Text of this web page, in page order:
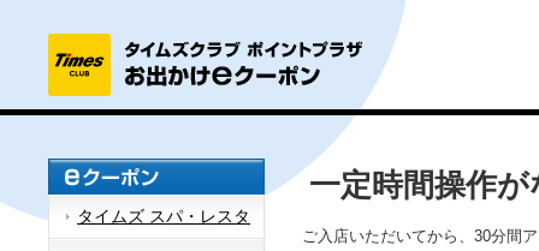
タイムズ スパ・レスタ
一定時間操作
ご入店いただいてから、30分間